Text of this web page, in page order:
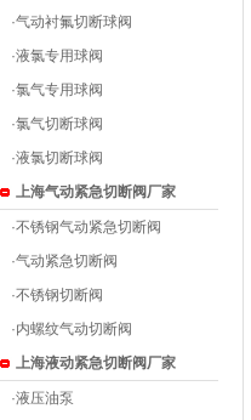
·气动衬氟切断球阀
·液氯专用球阀
·氯气专用球阀
·氯气切断球阀
·液氯切断球阀
上海气动紧急切断阀厂家
·不锈钢气动紧急切断阀
·气动紧急切断阀
·不锈钢切断阀
·内螺纹气动切断阀
上海液动紧急切断阀厂家
·液压油泵